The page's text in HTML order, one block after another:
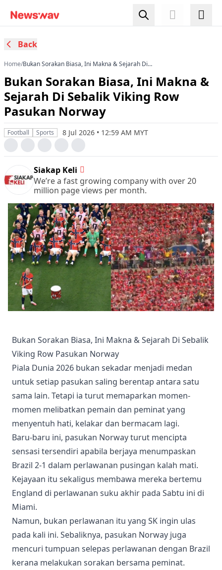
Back
Home/Bukan Sorakan Biasa, Ini Makna & Sejarah Di
Bukan Sorakan Biasa, Ini Makna &
Sejarah Di Sebalik Viking Row
Pasukan Norway
Football Sports 8 Jul 2026 • 12:59 AM MYT
Siakap Keli
We’re a fast growing company with over 20
million page views per month.
Bukan Sorakan Biasa, Ini Makna & Sejarah Di Sebalik
Viking Row Pasukan Norway
Piala Dunia 2026 bukan sekadar menjadi medan
untuk setiap pasukan saling berentap antara satu
sama lain. Tetapi ia turut memaparkan momen-
momen melibatkan pemain dan peminat yang
menyentuh hati, kelakar dan bermacam lagi.
Baru-baru ini, pasukan Norway turut mencipta
sensasi tersendiri apabila berjaya menumpaskan
Brazil 2-1 dalam perlawanan pusingan kalah mati.
Kejayaan itu sekaligus membawa mereka bertemu
England di perlawanan suku akhir pada Sabtu ini di
Miami.
Namun, bukan perlawanan itu yang SK ingin ulas
pada kali ini. Sebaliknya, pasukan Norway juga
mencuri tumpuan selepas perlawanan dengan Brazil
kerana melakukan sorakan bersama peminat.